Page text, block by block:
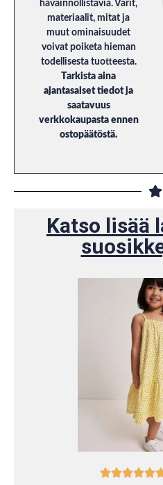
havainnollistavia. Värit,
materiaalit, mitat ja
muut ominaisuudet
voivat poiketa hieman
todellisesta tuotteesta.
Tarkista aina
ajantasaiset tiedot ja
saatavuus
verkkokaupasta ennen
ostopäätöstä.
Katso lisää